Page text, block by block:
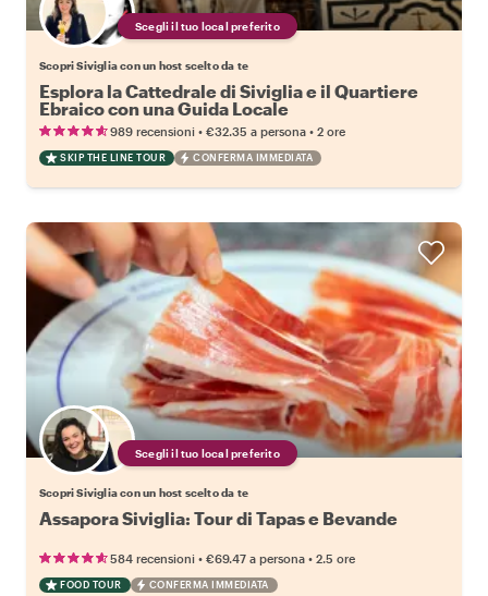
Scegli il tuo local preferito
Scopri Siviglia con un host scelto da te
Esplora la Cattedrale di Siviglia e il Quartiere
Ebraico con una Guida Locale
989 recensioni • €32.35 a persona • 2 ore
SKIP THE LINE TOUR CONFERMA IMMEDIATA
Scegli il tuo local preferito
Scopri Siviglia con un host scelto da te
Assapora Siviglia: Tour di Tapas e Bevande
584 recensioni • €69.47 a persona • 2.5 ore
FOOD TOUR CONFERMA IMMEDIATA